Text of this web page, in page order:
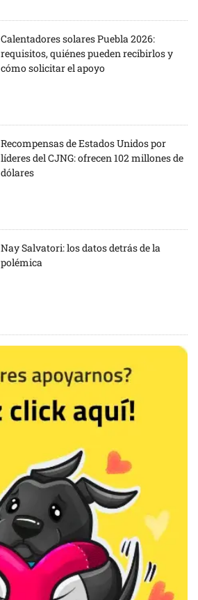
Calentadores solares Puebla 2026:
requisitos, quiénes pueden recibirlos y
cómo solicitar el apoyo
Recompensas de Estados Unidos por
líderes del CJNG: ofrecen 102 millones de
dólares
Nay Salvatori: los datos detrás de la
polémica